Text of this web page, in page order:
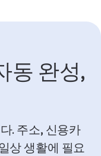
동 완성,
. 주소, 신용카
상 생활에 필요